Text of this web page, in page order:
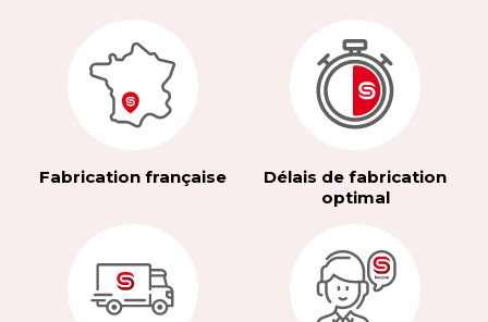
Fabrication française
Délais de fabrication
optimal